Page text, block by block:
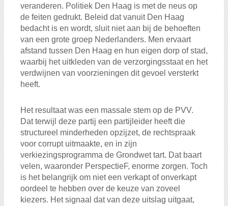
veranderen. Politiek Den Haag is met de neus op
de feiten gedrukt. Beleid dat vanuit Den Haag
bedacht is en wordt, sluit niet aan bij de behoeften
van een grote groep Nederlanders. Men ervaart
afstand tussen Den Haag en hun eigen dorp of stad,
waarbij het uitkleden van de verzorgingsstaat en het
verdwijnen van voorzieningen dit gevoel versterkt
heeft.
Het resultaat was een massale stem op de PVV.
Dat terwijl deze partij een partijleider heeft die
structureel minderheden opzijzet, de rechtspraak
voor corrupt uitmaakte, en in zijn
verkiezingsprogramma de Grondwet tart. Dat baart
velen, waaronder PerspectieF, enorme zorgen. Toch
is het belangrijk om niet een verkapt of onverkapt
oordeel te hebben over de keuze van zoveel
kiezers. Het signaal dat van deze uitslag uitgaat,